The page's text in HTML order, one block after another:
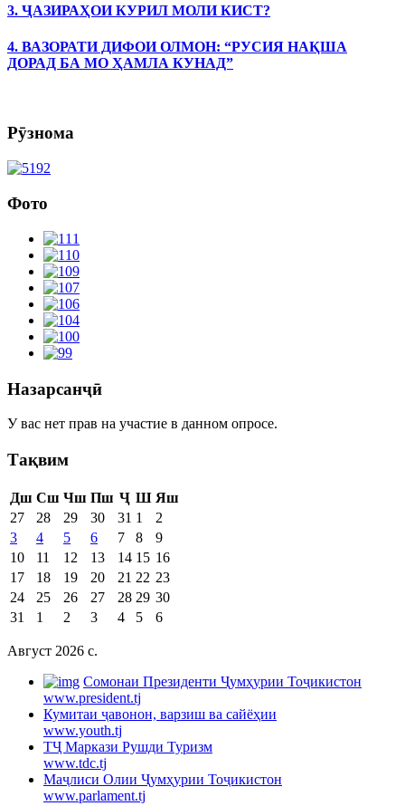
3. ҶАЗИРАҲОИ КУРИЛ МОЛИ КИСТ?
4. ВАЗОРАТИ ДИФОИ ОЛМОН: “РУСИЯ НАҚША
ДОРАД БА МО ҲАМЛА КУНАД”
Рӯзнома
Фото
Назарсанҷӣ
У вас нет прав на участие в данном опросе.
Тақвим
Дш Сш Чш Пш Ҷ Ш Яш
27
28 29 30 31 1
2
3
4 5 6 7 8
9
10
11 12 13 14 15 16
17
18 19 20 21 22 23
24
25 26 27 28 29 30
31
1 2 3 4 5 6
Август 2026 c.
Cомонаи Президенти Ҷумҳурии Тоҷикистон
www.president.tj
Кумитаи ҷавонон, варзиш ва сайёҳии
www.youth.tj
ТҶ Маркази Рушди Туризм
www.tdc.tj
Маҷлиси Олии Ҷумҳурии Тоҷикистон
www.parlament.tj